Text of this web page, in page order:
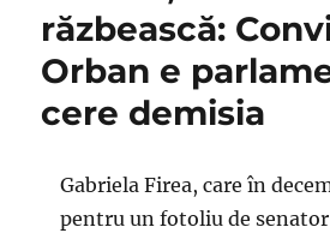
spune
că
poate
fi
otrăvită
Plutonul
de
răzbească:
Orban e
cere demisia
Gabriela Firea, care în
pentru un fotoliu de senator